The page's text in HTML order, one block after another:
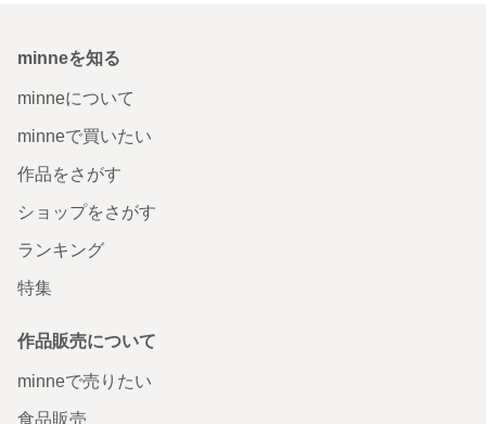
minneを知る
minneについて
minneで買いたい
作品をさがす
ショップをさがす
ランキング
特集
作品販売について
minneで売りたい
食品販売